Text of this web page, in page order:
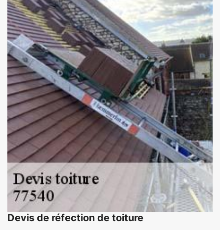
Devis de réfection de toiture